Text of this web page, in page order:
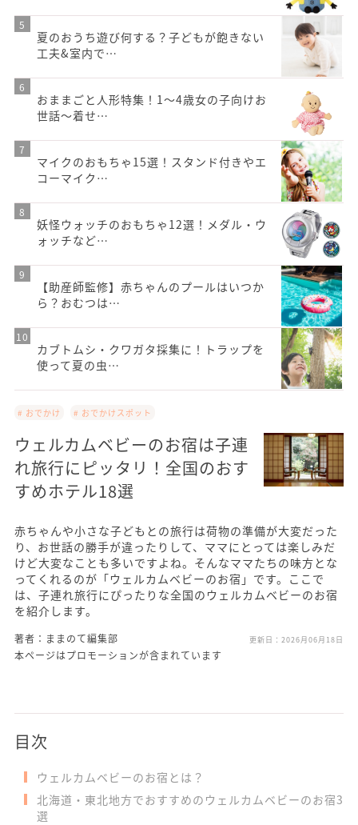
夏のおうち遊び何する？子どもが飽きない
工夫&室内で…
おままごと人形特集！1〜4歳女の子向けお
世話〜着せ…
マイクのおもちゃ15選！スタンド付きやエ
コーマイク…
妖怪ウォッチのおもちゃ12選！メダル・ウ
ォッチなど…
【助産師監修】赤ちゃんのプールはいつか
ら？おむつは…
カブトムシ・クワガタ採集に！トラップを
使って夏の虫…
# おでかけ # おでかけスポット
ウェルカムベビーのお宿は子連
れ旅行にピッタリ！全国のおす
すめホテル18選
赤ちゃんや小さな子どもとの旅行は荷物の準備が大変だった
り、お世話の勝手が違ったりして、ママにとっては楽しみだ
けど大変なことも多いですよね。そんなママたちの味方とな
ってくれるのが「ウェルカムベビーのお宿」です。ここで
は、子連れ旅行にぴったりな全国のウェルカムベビーのお宿
を紹介します。
著者：ままのて編集部 更新日： 2026月06月18日
本ページはプロモーションが含まれています
目次
ウェルカムベビーのお宿とは？
北海道・東北地方でおすすめのウェルカムベビーのお宿3
選